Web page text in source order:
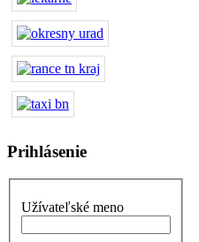
Prihlásenie
Užívateľské meno